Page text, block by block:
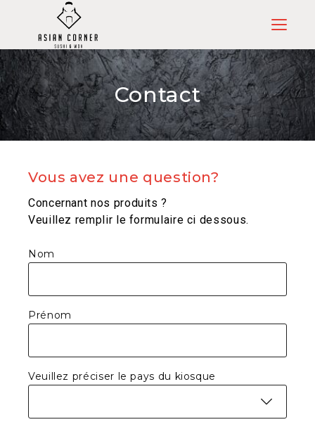
Menu
Contact
Vous avez une question?
Concernant nos produits ?
Veuillez remplir le formulaire ci dessous.
Contact
Nom
Prénom
Veuillez préciser le pays du kiosque